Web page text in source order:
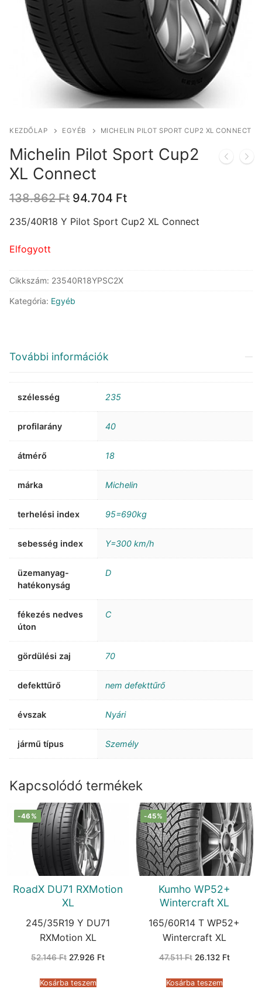
KEZDŐLAP EGYÉB MICHELIN PILOT SPORT CUP2 XL CONNECT
Michelin Pilot Sport Cup2
XL Connect
138.862Ft Original
was:
94.704 FtCurrent
is:
235/40R18 Y Pilot Sport Cup2 XL Connect
Elfogyott
Cikkszám: 23540R18YPSC2X
Kategória: Egyéb
További információk
szélesség 235
profilarány 40
átmérő 18
márka Michelin
terhelési index 95=690kg
sebesség index Y=300 km/h
üzemanyag-
hatékonyság
D
fékezés nedves
úton
C
gördülési zaj 70
defekttűrő nem defekttűrő
évszak Nyári
jármű típus Személy
Kapcsolódó termékek
-46%
RoadX DU71 RXMotion
XL
245/35R19 Y DU71
RXMotion XL
52.146Ft Original
52.146 Ft.
27.926 FtCurrent
Kosárba teszem
-45%
Kumho WP52+
Wintercraft XL
165/60R14 T WP52+
Wintercraft XL
47.511Ft Original
47.511 Ft.
26.132 FtCurrent
Kosárba teszem